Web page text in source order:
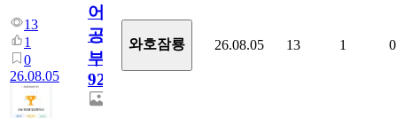
13
1
0
26.08.05
어
공
부
929
와호잠룡 26.08.05 13 1 0